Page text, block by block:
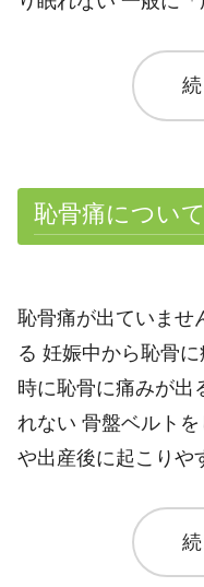
恥骨痛について
恥骨痛が出ていませ
る 妊娠中から恥骨
時に恥骨に痛みが出
れない 骨盤ベルト
や出産後に起こり